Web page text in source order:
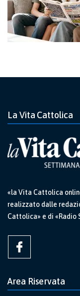
La Vita Cattolica
«la Vita Cattolica
realizzato dalle
Cattolica» e di «Radio
Area Riservata